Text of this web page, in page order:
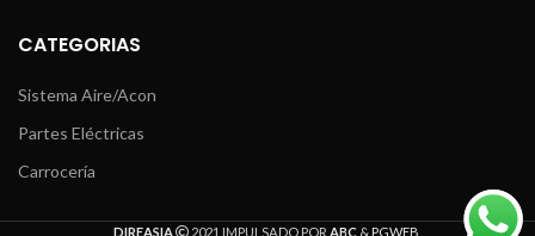
CATEGORIAS
Sistema Aire/Acon
Partes Eléctricas
Carrocería
DIREASIA 2021 IMPULSADO POR ABC &PGWEB